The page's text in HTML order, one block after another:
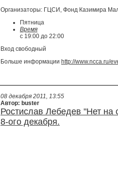
Организаторы: ГЦСИ, Фонд Казимира
Пятница
Время
с 19:00 до 22:00
Вход свободный
Больше информации http://www.ncca.ru/
08 декабря 2011, 13:55
Автор: buster
Ростислав Лебедев "Нет на
8-ого декабря.